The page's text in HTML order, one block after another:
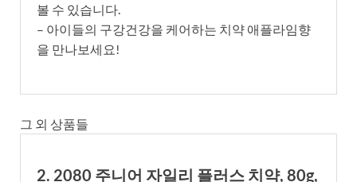
볼 수 있습니다.
– 아이들의 구강건강을 케어하는 치약 애플라임향
을 만나보세요!
그 외 상품들
2. 2080 주니어 자일리 플러스 치약, 80g,